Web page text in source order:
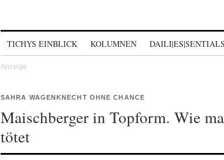
TICHYS EINBLICK KOLUMNEN DAILI|ES|SENTIALS
SAHRA WAGENKNECHT OHNE CHANCE
Maischberger in Topform. Wie
tötet